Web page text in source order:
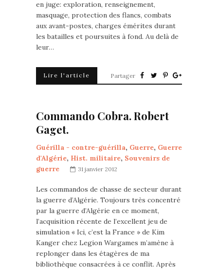
en juge: exploration, renseignement,
masquage, protection des flancs, combats
aux avant-postes, charges émérites durant
les batailles et poursuites à fond. Au delà de
leur…
Lire l'article Partager
Commando Cobra. Robert
Gaget.
Guérilla - contre-guérilla, Guerre, Guerre
d'Algérie, Hist. militaire, Souvenirs de
guerre
31 janvier 2012
Les commandos de chasse de secteur durant
la guerre d’Algérie. Toujours très concentré
par la guerre d’Algérie en ce moment,
l’acquisition récente de l’excellent jeu de
simulation « Ici, c’est la France » de Kim
Kanger chez Legion Wargames m’amène à
replonger dans les étagères de ma
bibliothèque consacrées à ce conflit. Après